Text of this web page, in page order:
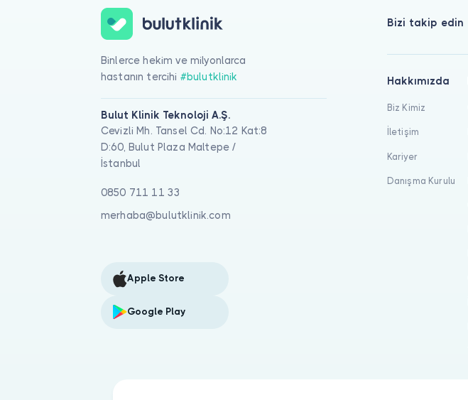
Binlerce hekim ve milyonlarca
hastanın tercihi #bulutklinik
Bulut Klinik Teknoloji A.Ş.
Cevizli Mh. Tansel Cd. No:12 Kat:8
D:60, Bulut Plaza Maltepe /
İstanbul
0850 711 11 33
merhaba@bulutklinik.com
Apple Store
Google Play
Bizi takip edin
Hakkımızda
Biz Kimiz
İletişim
Kariyer
Danışma Kurulu